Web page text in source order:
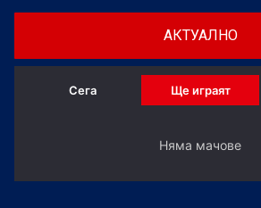
АКТУАЛНО
Сега Ще играят
Няма мачове